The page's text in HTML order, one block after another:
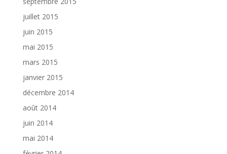
juillet 2015
juin 2015
mai 2015
mars 2015
janvier 2015
décembre 2014
août 2014
juin 2014
mai 2014